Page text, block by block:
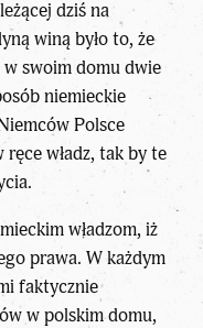
dziś na
winą było to, że
swoim domu dwie
niemieckie
Polsce
ręce władz, tak by te
władzom, iż
prawa. W każdym
faktycznie
w polskim domu,